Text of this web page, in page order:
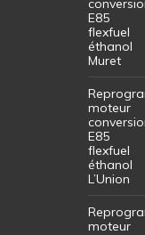
E85
flexfuel
éthanol
Muret
moteur
E85
flexfuel
éthanol
L’Union
moteur